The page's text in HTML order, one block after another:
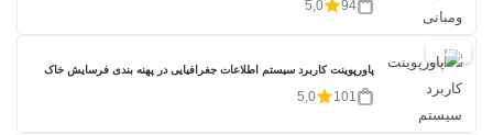
94
5,0
20%
پاورپوینت کاربرد سیستم اطلاعات جغرافیایی در پهنه بندی فرسایش خاک
101
5,0